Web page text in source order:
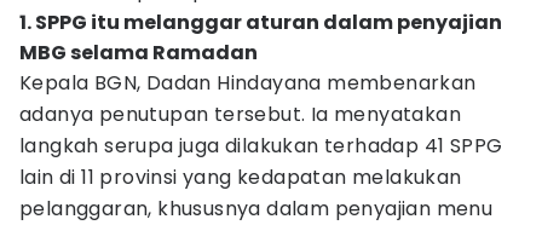
1. SPPG itu melanggar aturan dalam penyajian
MBG selama Ramadan
Kepala BGN, Dadan Hindayana membenarkan
adanya penutupan tersebut. Ia menyatakan
langkah serupa juga dilakukan terhadap 41 SPPG
lain di 11 provinsi yang kedapatan melakukan
pelanggaran, khususnya dalam penyajian menu